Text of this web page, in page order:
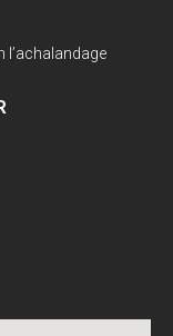
l’achalandage